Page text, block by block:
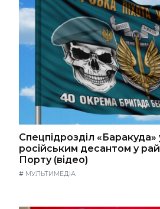
Спецпідрозділ «Баракуда»
російським десантом у
Порту (відео)
# МУЛЬТИМЕДІА